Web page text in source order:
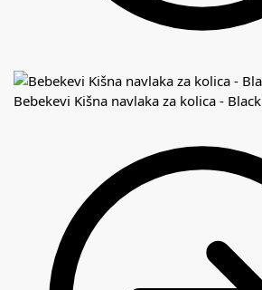
Bebekevi Kišna navlaka za kolica - Black